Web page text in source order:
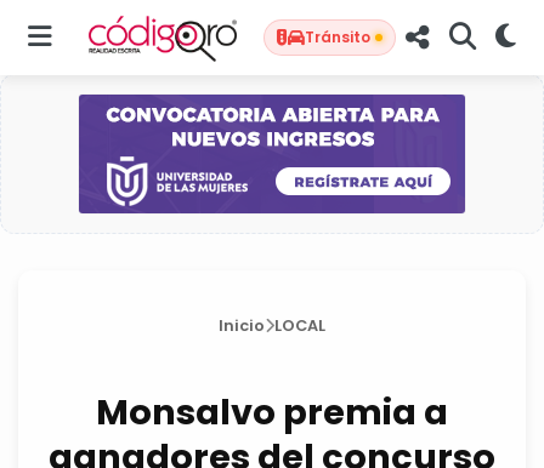
Tránsito
Inicio LOCAL
Monsalvo premia a
ganadores del concurso